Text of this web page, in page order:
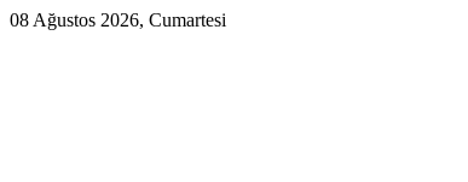
08 Ağustos 2026, Cumartesi